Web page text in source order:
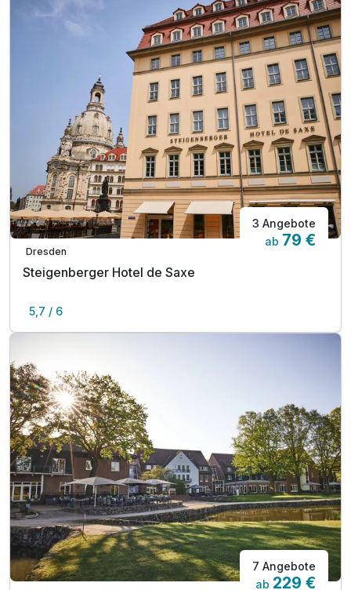
Dresden
3 Angebote
ab 79 €
Steigenberger Hotel de Saxe
5,7 / 6
7 Angebote
ab 229 €